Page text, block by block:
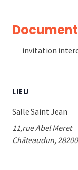
LIEU
Salle Saint Jean
11,rue Abel Meret
Châteaudun, 28200
invitation